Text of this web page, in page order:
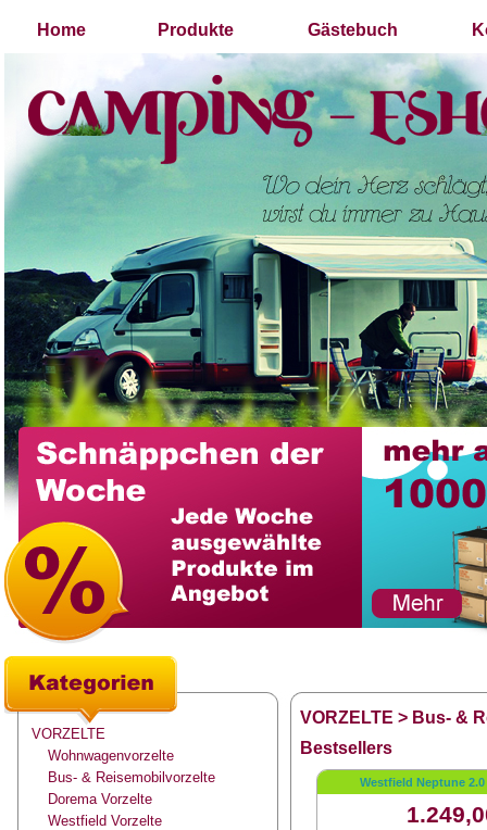
Home Produkte Gästebuch
VORZELTE
Wohnwagenvorzelte
Bus- & Reisemobilvorzelte
Dorema Vorzelte
Westfield Vorzelte
VORZELTE > Bus- &
Bestsellers
Westfield Neptune 2.0